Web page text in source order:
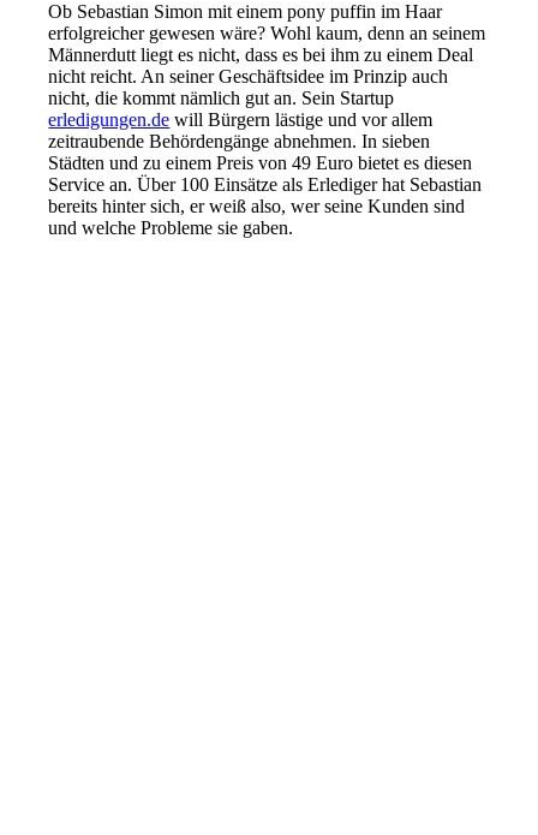
Ob Sebastian Simon mit einem pony puffin im Haar
erfolgreicher gewesen wäre? Wohl kaum, denn an seinem
Männerdutt liegt es nicht, dass es bei ihm zu einem Deal
nicht reicht. An seiner Geschäftsidee im Prinzip auch
nicht, die kommt nämlich gut an. Sein Startup
erledigungen.de will Bürgern lästige und vor allem
zeitraubende Behördengänge abnehmen. In sieben
Städten und zu einem Preis von 49 Euro bietet es diesen
Service an. Über 100 Einsätze als Erlediger hat Sebastian
bereits hinter sich, er weiß also, wer seine Kunden sind
und welche Probleme sie gaben.